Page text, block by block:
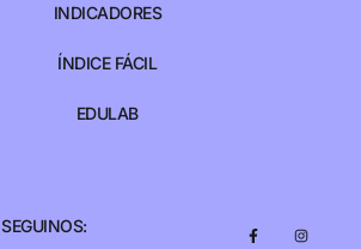
INDICADORES
ÍNDICE FÁCIL
EDULAB
SEGUINOS: